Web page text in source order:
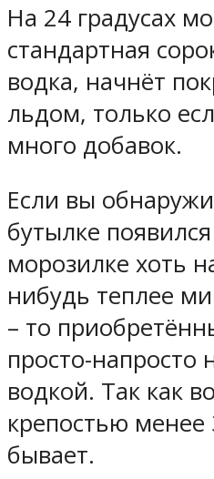
На 24 градусах
стандартная
водка, начнёт
льдом, только
много добавок.
Если вы
бутылке
морозилке хоть
нибудь теплее
– то
просто-напросто
водкой. Так как
крепостью
бывает.